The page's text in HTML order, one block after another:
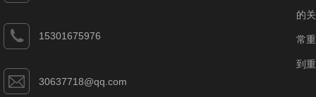
15301675976
30637718@qq.com
的
常
到